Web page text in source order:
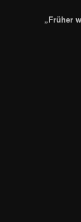
„Früher